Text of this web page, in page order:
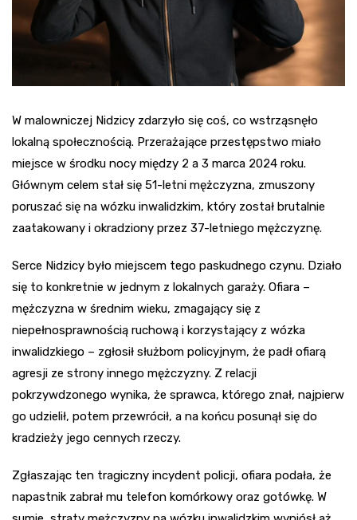
W malowniczej Nidzicy zdarzyło się coś, co wstrząsnęło
lokalną społecznością. Przerażające przestępstwo miało
miejsce w środku nocy między 2 a 3 marca 2024 roku.
Głównym celem stał się 51-letni mężczyzna, zmuszony
poruszać się na wózku inwalidzkim, który został brutalnie
zaatakowany i okradziony przez 37-letniego mężczyznę.
Serce Nidzicy było miejscem tego paskudnego czynu. Działo
się to konkretnie w jednym z lokalnych garaży. Ofiara –
mężczyzna w średnim wieku, zmagający się z
niepełnosprawnością ruchową i korzystający z wózka
inwalidzkiego – zgłosił służbom policyjnym, że padł ofiarą
agresji ze strony innego mężczyzny. Z relacji
pokrzywdzonego wynika, że sprawca, którego znał, najpierw
go udzielił, potem przewrócił, a na końcu posunął się do
kradzieży jego cennych rzeczy.
Zgłaszając ten tragiczny incydent policji, ofiara podała, że
napastnik zabrał mu telefon komórkowy oraz gotówkę. W